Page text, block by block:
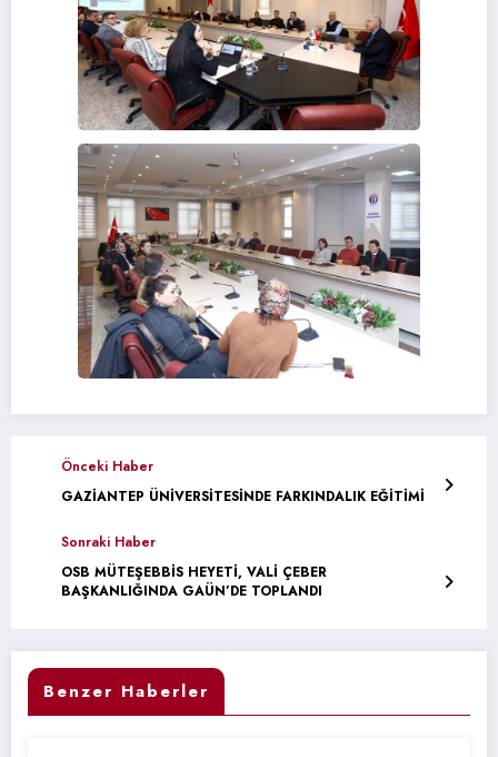
Önceki Haber
GAZİANTEP ÜNİVERSİTESİNDE FARKINDALIK EĞİTİMİ
Sonraki Haber
OSB MÜTEŞEBBİS HEYETİ, VALİ ÇEBER
BAŞKANLIĞINDA GAÜN’DE TOPLANDI
Benzer Haberler